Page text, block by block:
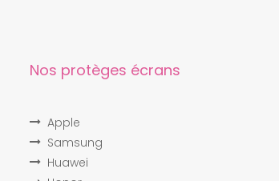
Nos protèges écrans
Apple
Samsung
Huawei